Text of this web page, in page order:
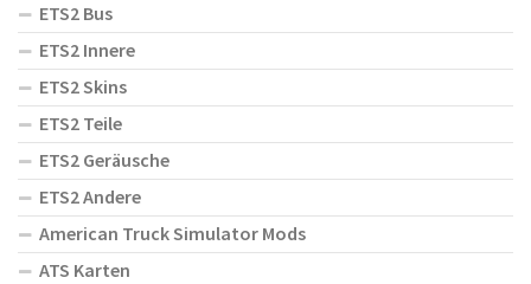
ETS2 Bus
ETS2 Innere
ETS2 Skins
ETS2 Teile
ETS2 Geräusche
ETS2 Andere
American Truck Simulator Mods
ATS Karten